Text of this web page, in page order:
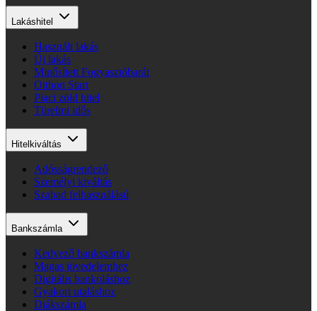
Lakáshitel
Használt lakás
Új lakás
Minősített Fogyasztóbarát
Otthon Start
Piaci zöld hitel
Türelmi idős
Hitelkiváltás
Adósságrendező
Személyi kiváltás
Szabad felhasználású
Bankszámla
Kedvező bankszámla
Magas jövedelemhez
Digitális bankoláshoz
Gyakori utaláshoz
Diákszámla